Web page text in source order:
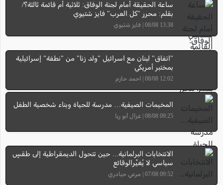
ساعة الحقيقة أمام لجنة الوفاق: ثلاثية أم قائمة ثالثة؟/
بقلم: محرر "كل العرب" فايز شتيوي
13:38 08/08 | فايز شتيوي
"اتفاق" لبنان مع اسرائيل "ولد زنا" من "نطفة" إسرائيلية
بمختبر أمريكي
12:02 08/08 | احمد حازم
المخيمات الصيفية… مدرسة للحياة وبناء شخصية الطفل
09:25 08/08 | غزال أبو ريا
الانتخابات البرلمانية... حين تتحول الديمقراطية إلى طقسٍ
سياسي لا يُغيِّرالوقائع
09:52 07/08 | مرعي حيادري